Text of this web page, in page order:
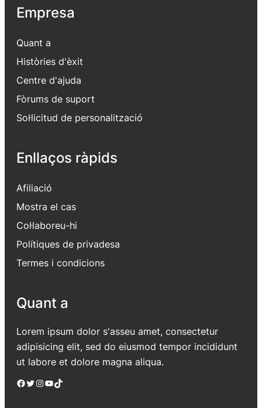
Empresa
Quant a
Històries d'èxit
Centre d'ajuda
Fòrums de suport
Sol·licitud de personalització
Enllaços ràpids
Afiliació
Mostra el cas
Col·laboreu-hi
Polítiques de privadesa
Termes i condicions
Quant a
Lorem ipsum dolor s'asseu amet, consectetur
adipisicing elit, sed do eiusmod tempor incididunt
ut labore et dolore magna aliqua.
Facebook Twitter Instagram YouTube TikTok